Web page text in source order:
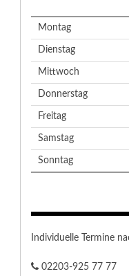
Montag
Dienstag
Mittwoch
Donnerstag
Freitag
Samstag
Sonntag
Individuelle Termine
02203-925 77 77